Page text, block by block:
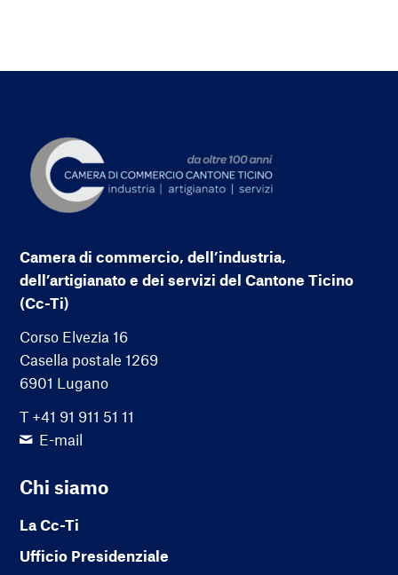
Camera di commercio, dell’industria,
dell’artigianato e dei servizi del Cantone Ticino
(Cc-Ti)
Corso Elvezia 16
Casella postale 1269
6901 Lugano
T +41 91 911 51 11
E-mail
Chi siamo
La Cc-Ti
Ufficio Presidenziale